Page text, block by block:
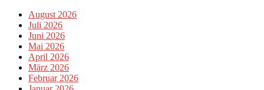
August 2026
Juli 2026
Juni 2026
Mai 2026
April 2026
März 2026
Februar 2026